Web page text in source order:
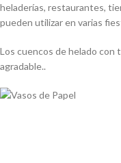
heladerías, restaurantes,
pueden utilizar en varias
Los cuencos de helado con
agradable..